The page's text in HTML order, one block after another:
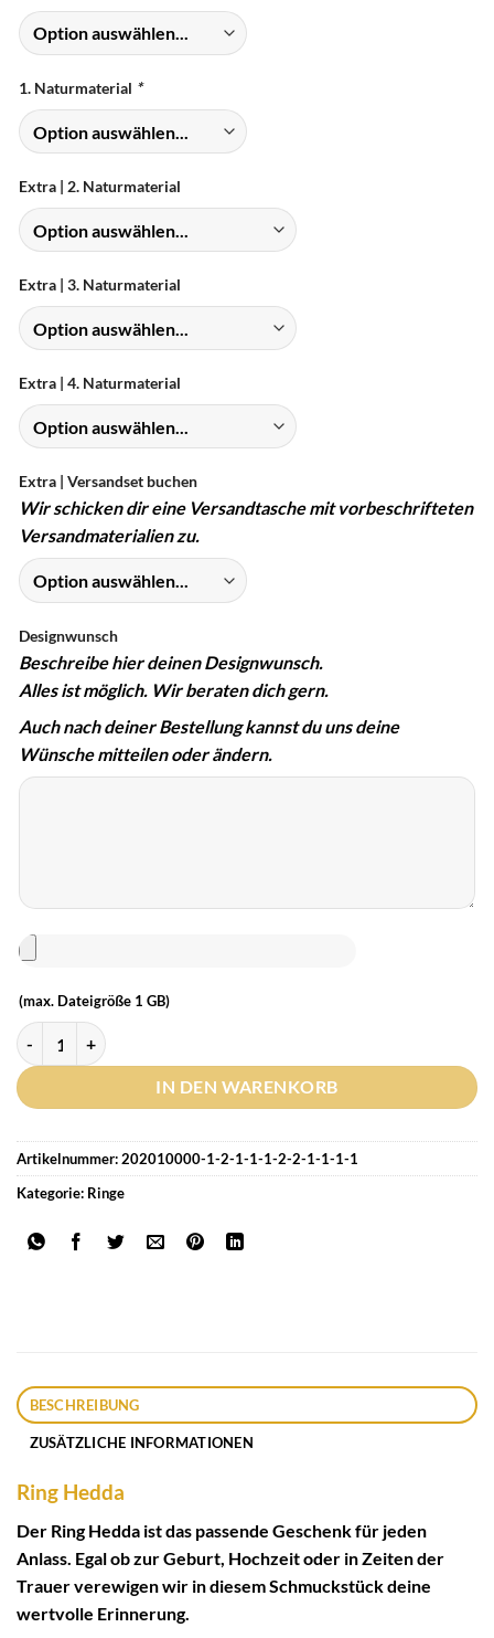
1. Naturmaterial *
Extra | 2. Naturmaterial
Extra | 3. Naturmaterial
Extra | 4. Naturmaterial
Extra | Versandset buchen
Wir schicken dir eine Versandtasche mit vorbeschrifteten
Versandmaterialien zu.
Designwunsch
Beschreibe hier deinen Designwunsch.
Alles ist möglich. Wir beraten dich gern.
Auch nach deiner Bestellung kannst du uns deine
Wünsche mitteilen oder ändern.
(max. Dateigröße 1 GB)
IN DEN WARENKORB
Artikelnummer:202010000-1-2-1-1-1-2-2-1-1-1-1
Kategorie: Ringe
BESCHREIBUNG
ZUSÄTZLICHE INFORMATIONEN
Ring Hedda
Der Ring Hedda ist das passende Geschenk für jeden
Anlass. Egal ob zur Geburt, Hochzeit oder in Zeiten der
Trauer verewigen wir in diesem Schmuckstück deine
wertvolle Erinnerung.